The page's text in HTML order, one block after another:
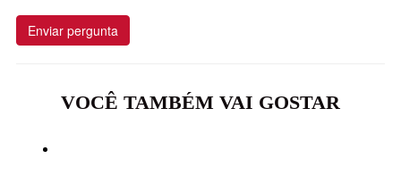
Enviar pergunta
VOCÊ TAMBÉM VAI GOSTAR